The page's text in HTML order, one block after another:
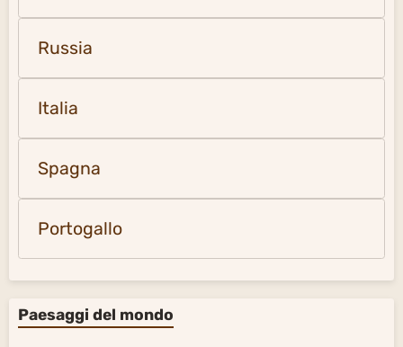
Russia
Italia
Spagna
Portogallo
Paesaggi del mondo